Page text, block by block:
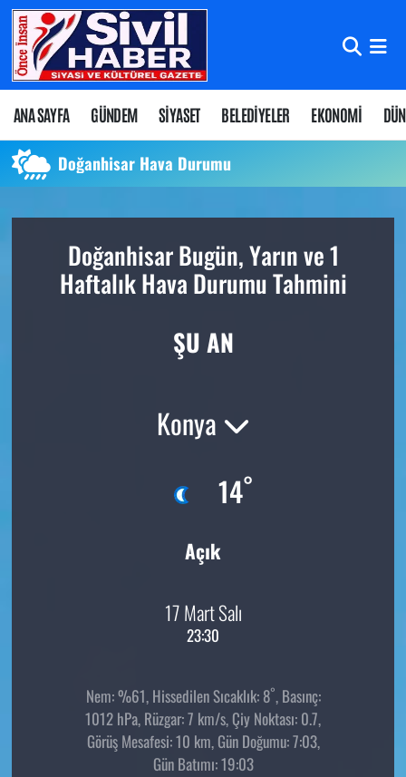
ANA SAYFA GÜNDEM SİYASET BELEDİYELER EKONOMİ
Doğanhisar Hava Durumu
Doğanhisar Bugün, Yarın ve 1
Haftalık Hava Durumu Tahmini
ŞU AN
Konya
14°
Açık
17 Mart Salı
23:30
Nem: %61, Hissedilen Sıcaklık: 8°, Basınç:
1012 hPa, Rüzgar: 7 km/s, Çiy Noktası: 0.7,
Görüş Mesafesi: 10 km, Gün Doğumu: 7:03,
Gün Batımı: 19:03
Nöbetçi Eczaneler
Hava Durumu
Namaz Vakitleri
Süper Lig Puan Durumu ve Fikstür
Tüm Manşetler
Son Dakika Haberleri